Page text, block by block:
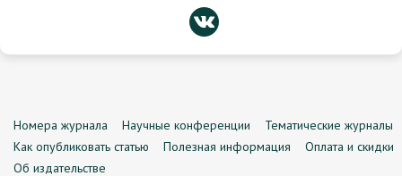
Номера журнала Научные конференции
Тематические журналы
Как опубликовать статью
Полезная информация
Оплата и скидки
Об издательстве